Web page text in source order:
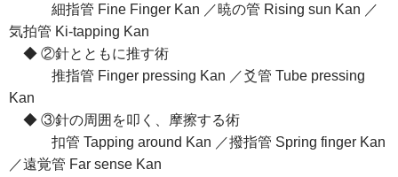
細指管 Fine Finger Kan ／暁の管 Rising sun Kan ／
気拍管 Ki-tapping Kan
◆ ②針とともに推す術
推指管 Finger pressing Kan ／爻管 Tube pressing
Kan
◆ ③針の周囲を叩く、摩擦する術
扣管 Tapping around Kan ／撥指管 Spring finger Kan
／遠覚管 Far sense Kan